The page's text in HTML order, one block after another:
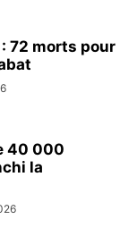
72 morts pour
40 000
la